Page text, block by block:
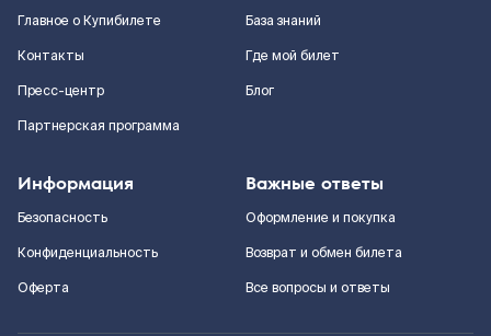
Главное о Купибилете
Контакты
Пресс-центр
Партнерская программа
База знаний
Где мой билет
Блог
Информация
Безопасность
Конфиденциальность
Оферта
Важные ответы
Оформление и покупка
Возврат и обмен билета
Все вопросы и ответы